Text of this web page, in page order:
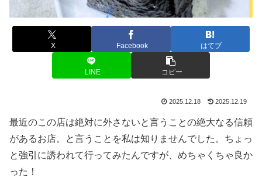
X Facebook はてブ
LINE コピー
2025.12.18 2025.12.19
最近のこの店は絶対に外さないと言うことの絶大なる信頼
があるお店。と言うことを私は知りませんでした。ちょっ
と強引に誘われて行ってみたんですが、めちゃくちゃ良か
った！